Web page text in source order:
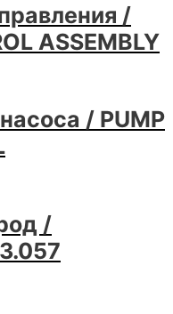
/
ASSEMBLY
/ PUMP
/